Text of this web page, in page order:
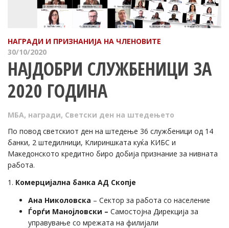
НАГРАДИ И ПРИЗНАНИЈА НА ЧЛЕНОВИТЕ
30/10/2020
НАЈДОБРИ СЛУЖБЕНИЦИ ЗА
2020 ГОДИНА
МБА, награди, Светски ден на штедењето
По повод светскиот ден на штедење 36 службеници од 14
банки, 2 штедилници, Клириншката куќа КИБС и
Македонското кредитно биро добија признание за нивната
работа.
1. Комерцијална банка АД Скопје
Ана Николовска – Сектор за работа со население
Ѓорѓи Манојловски – Самостојна Дирекција за
управување со мрежата на филијали